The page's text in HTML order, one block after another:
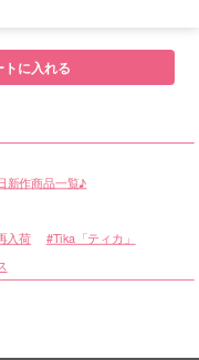
に入れる
新作商品一覧♪
入荷
Tika「ティカ」